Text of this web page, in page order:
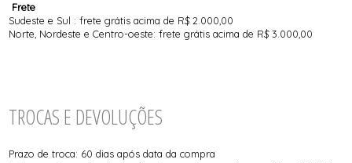
Frete
Sudeste e Sul : frete grátis acima de R$ 2.000,00
Norte, Nordeste e Centro-oeste: frete grátis acima de R$ 3.000,00
TROCAS E DEVOLUÇÕES
Prazo de troca: 60 dias após data da compra